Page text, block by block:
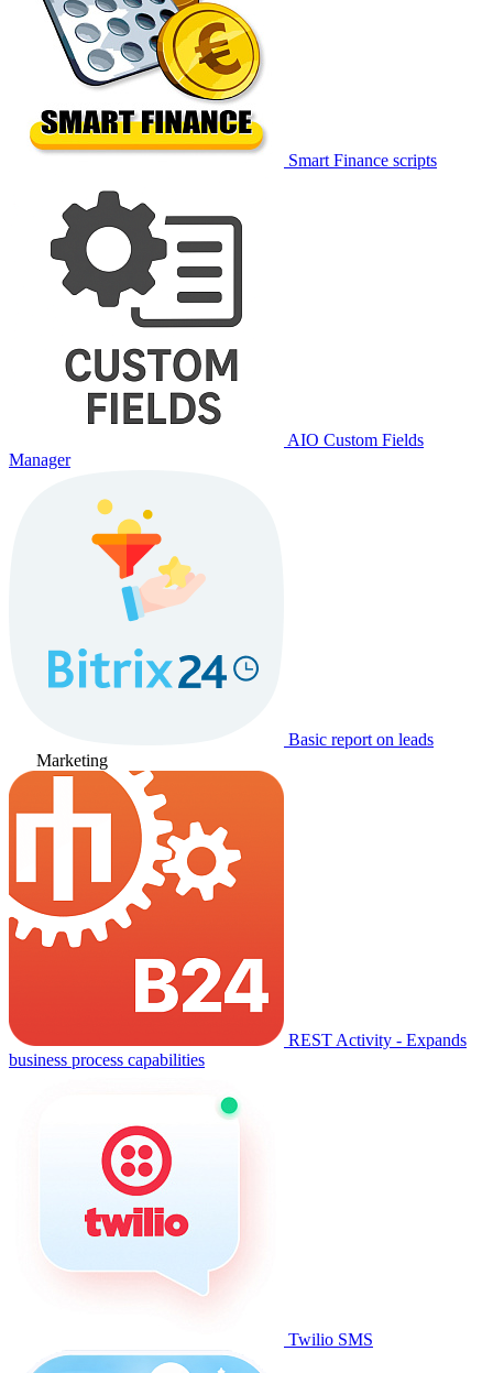
Smart Finance scripts
AIO Custom Fields
Manager
Basic report on leads
Marketing
REST Activity - Expands
business process capabilities
Twilio SMS